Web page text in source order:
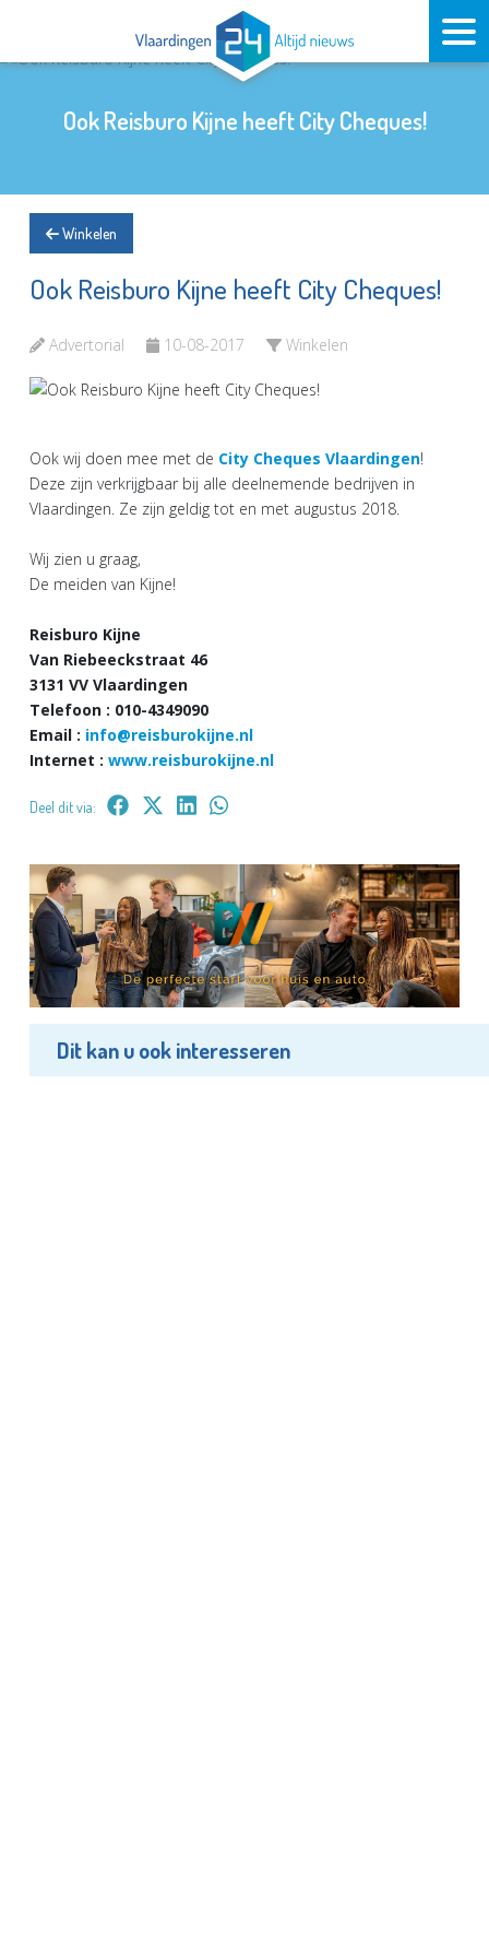
Ook Reisburo Kijne heeft City Cheques!
Winkelen
Ook Reisburo Kijne heeft City Cheques!
Advertorial 10-08-2017 Winkelen
Ook wij doen mee met de City Cheques Vlaardingen!
Deze zijn verkrijgbaar bij alle deelnemende bedrijven in
Vlaardingen. Ze zijn geldig tot en met augustus 2018.
Wij zien u graag,
De meiden van Kijne!
Reisburo Kijne
Van Riebeeckstraat 46
3131 VV Vlaardingen
Telefoon : 010-4349090
Email : info@reisburokijne.nl
Internet : www.reisburokijne.nl
Deel dit via:
Dit kan u ook interesseren